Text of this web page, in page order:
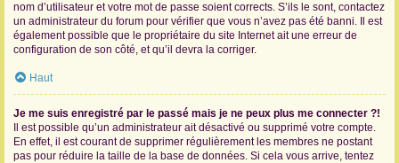
nom d’utilisateur et votre mot de passe soient corrects. S’ils le sont, contactez
un administrateur du forum pour vérifier que vous n’avez pas été banni. Il est
également possible que le propriétaire du site Internet ait une erreur de
configuration de son côté, et qu’il devra la corriger.
Haut
Je me suis enregistré par le passé mais je ne peux plus me connecter ?!
Il est possible qu’un administrateur ait désactivé ou supprimé votre compte.
En effet, il est courant de supprimer régulièrement les membres ne postant
pas pour réduire la taille de la base de données. Si cela vous arrive, tentez